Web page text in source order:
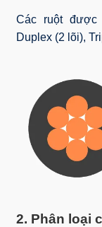
Các ruột được
Duplex (2 lõi),
2. Phân loại